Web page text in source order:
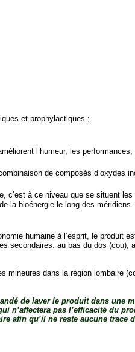
et prophylactiques ;
l’humeur, les
de composés d’oxydes
c’est à ce niveau que se situent
la bioénergie le long des
humaine à l’esprit, le produit
secondaires. au bas du dos (cou),
dans la région lombaire
de laver le produit dans une
n’affectera pas l’efficacité du
afin qu’il ne reste aucune trace